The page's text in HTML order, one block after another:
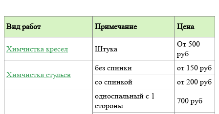
Вид работ Примечание Цена
Химчистка кресел Штука
От 500
руб
Химчистка стульев
без спинки
от 150 руб
со спинкой
от 200 руб
односпальный с 1
стороны
700 руб